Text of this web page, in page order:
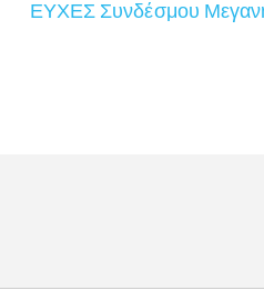
ΕΥΧΕΣ Συνδέσμου